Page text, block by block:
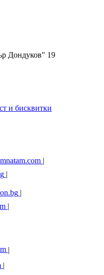
Дондуков" 19
и бисквитки
|
|
|
|
|
|